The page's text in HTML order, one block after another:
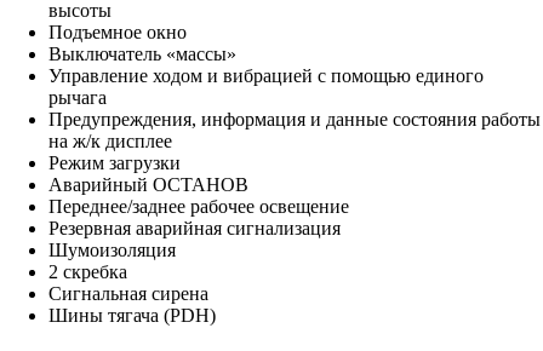
высоты
Подъемное окно
Выключатель «массы»
Управление ходом и вибрацией с помощью единого
рычага
Предупреждения, информация и данные состояния работы
на ж/к дисплее
Режим загрузки
Аварийный ОСТАНОВ
Переднее/заднее рабочее освещение
Резервная аварийная сигнализация
Шумоизоляция
2 скребка
Сигнальная сирена
Шины тягача (PDH)